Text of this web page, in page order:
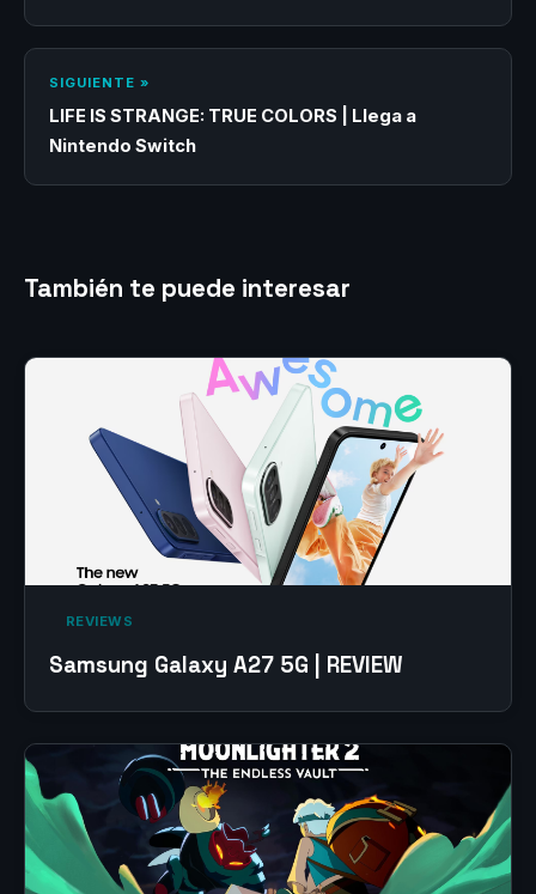
SIGUIENTE »
LIFE IS STRANGE: TRUE COLORS | Llega a
Nintendo Switch
También te puede interesar
‎ REVIEWS‎
Samsung Galaxy A27 5G | REVIEW